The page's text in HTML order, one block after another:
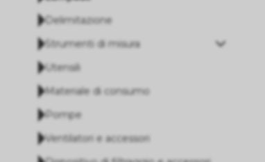
Delimitazione
Strumenti di misura
Utensili
Materiale di consumo
Pompe
Ventilatori e accessori